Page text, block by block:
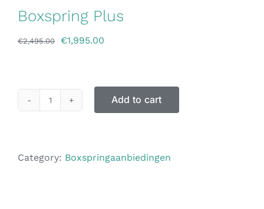
Boxspring Plus
€2,495.00 €1,995.00
Add to cart
Category: Boxspringaanbiedingen